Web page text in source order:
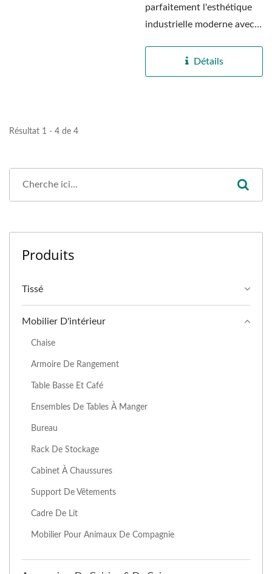
parfaitement l'esthétique
industrielle moderne avec
Détails
Résultat 1 - 4 de 4
Produits
Tissé
Mobilier D'intérieur
Chaise
Armoire De Rangement
Table Basse Et Café
Ensembles De Tables À Manger
Bureau
Rack De Stockage
Cabinet À Chaussures
Support De Vêtements
Cadre De Lit
Mobilier Pour Animaux De Compagnie